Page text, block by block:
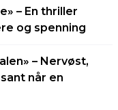
– En thriller
og spenning
– Nervøst,
når en